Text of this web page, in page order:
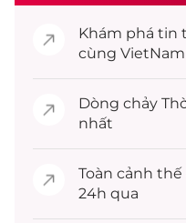
Khám phá tin
cùng
Dòng chảy
nhất
Toàn cảnh thế
24h qua